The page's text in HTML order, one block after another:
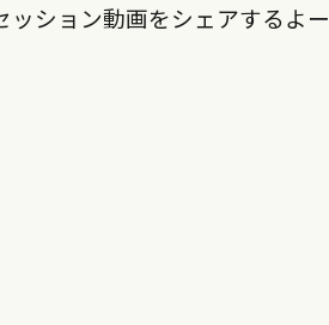
ション動画をシェアするよー